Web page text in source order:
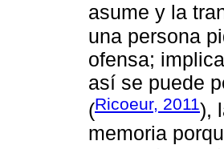
asume y la
una persona
ofensa;
así se puede
(Ricoeur, 2011),
memoria